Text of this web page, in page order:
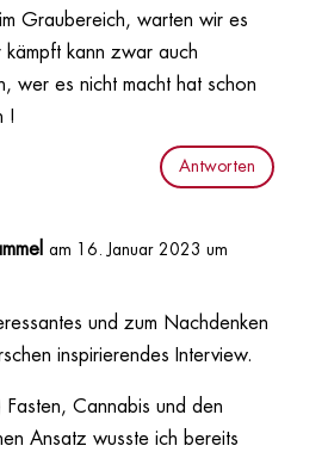
Graubereich, warten wir es
kann zwar auch
wer es nicht macht hat schon
!
Antworten
am 16. Januar 2023 um
und zum Nachdenken
inspirierendes Interview.
Fasten, Cannabis und den
Ansatz wusste ich bereits